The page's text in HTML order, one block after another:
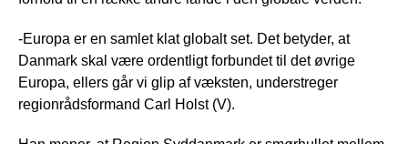
-Europa er en samlet klat globalt set. Det betyder, at
Danmark skal være ordentligt forbundet til det øvrige
Europa, ellers går vi glip af væksten, understreger
regionrådsformand Carl Holst (V).